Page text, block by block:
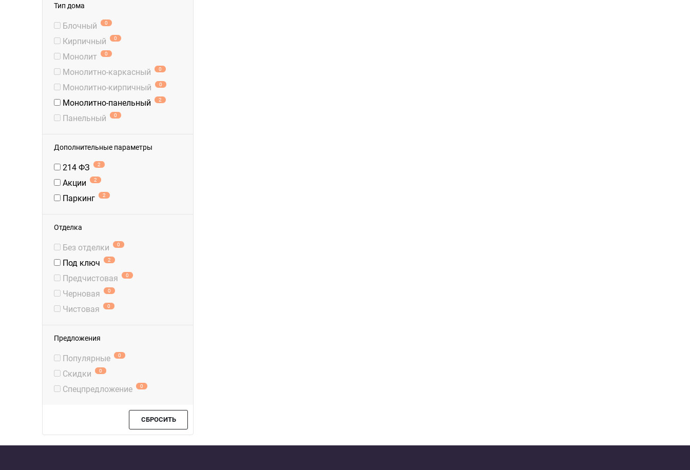
Тип дома
Блочный 0
Кирпичный 0
Монолит 0
Монолитно-каркасный 0
Монолитно-кирпичный 0
Монолитно-панельный 2
Панельный 0
Дополнительные параметры
214 ФЗ 2
Акции 2
Паркинг 2
Отделка
Без отделки 0
Под ключ 2
Предчистовая 0
Черновая 0
Чистовая 0
Предложения
Популярные 0
Скидки 0
Спецпредложение 0
СБРОСИТЬ